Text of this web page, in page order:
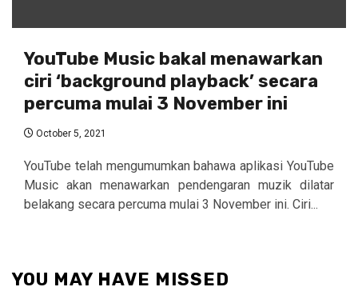
YouTube Music bakal menawarkan
ciri ‘background playback’ secara
percuma mulai 3 November ini
October 5, 2021
YouTube telah mengumumkan bahawa aplikasi YouTube
Music akan menawarkan pendengaran muzik dilatar
belakang secara percuma mulai 3 November ini. Ciri...
YOU MAY HAVE MISSED